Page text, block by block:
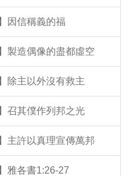
因信稱義的福
製造偶像的盡都虛空
除主以外沒有救主
召其僕作列邦之光
主許以真理宣傳萬邦
雅各書1:26-27